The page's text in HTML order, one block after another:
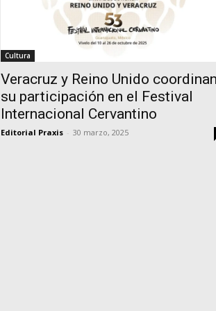
Cultura
Veracruz y Reino Unido
su participación en el Festival
Internacional Cervantino
Editorial Praxis 30 marzo, 2025